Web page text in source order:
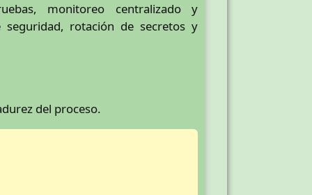
monitoreo centralizado y
seguridad, rotación de secretos y
del proceso.